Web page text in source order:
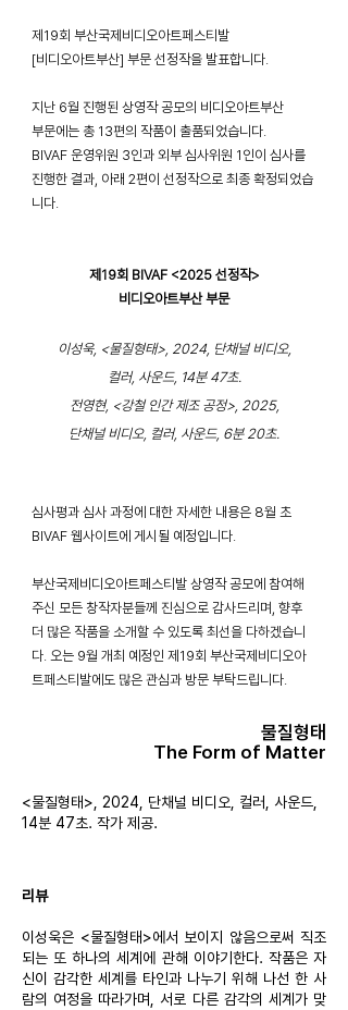
제19회 부산국제비디오아트페스티발
[비디오아트부산] 부문 선정작을 발표합니다.
​지난 6월 진행된 상영작 공모의 비디오아트부산
부문에는 총 13편의 작품이 출품되었습니다.
BIVAF 운영위원 3인과 외부 심사위원 1인이 심사를
진행한 결과, 아래 2편이 선정작으로 최종 확정되었습
니다.
제19회 BIVAF <2025 선정작>
비디오아트부산 부문
이성욱, <물질형태>, 2024, 단채널 비디오,
컬러, 사운드, 14분 47초.
전영현, <강철 인간 제조 공정>, 2025,
단채널 비디오, 컬러, 사운드, 6분 20초.​
심사평과 심사 과정에 대한 자세한 내용은 8월 초
BIVAF 웹사이트에 게시될 예정입니다.
부산국제비디오아트페스티발 상영작 공모에 참여해
주신 모든 창작자분들께 진심으로 감사드리며, 향후
더 많은 작품을 소개할 수 있도록 최선을 다하겠습니
다. 오는 9월 개최 예정인 제19회 부산국제비디오아
트페스티발에도 많은 관심과 방문 부탁드립니다.
물질형태
The Form of Matter
<물질형태>, 2024, 단채널 비디오, 컬러, 사운드,
14분 47초. 작가 제공.
리뷰
이성욱은 <물질형태>에서 보이지 않음으로써 직조
되는 또 하나의 세계에 관해 이야기한다. 작품은 자
신이 감각한 세계를 타인과 나누기 위해 나선 한 사
람의 여정을 따라가며, 서로 다른 감각의 세계가 맞